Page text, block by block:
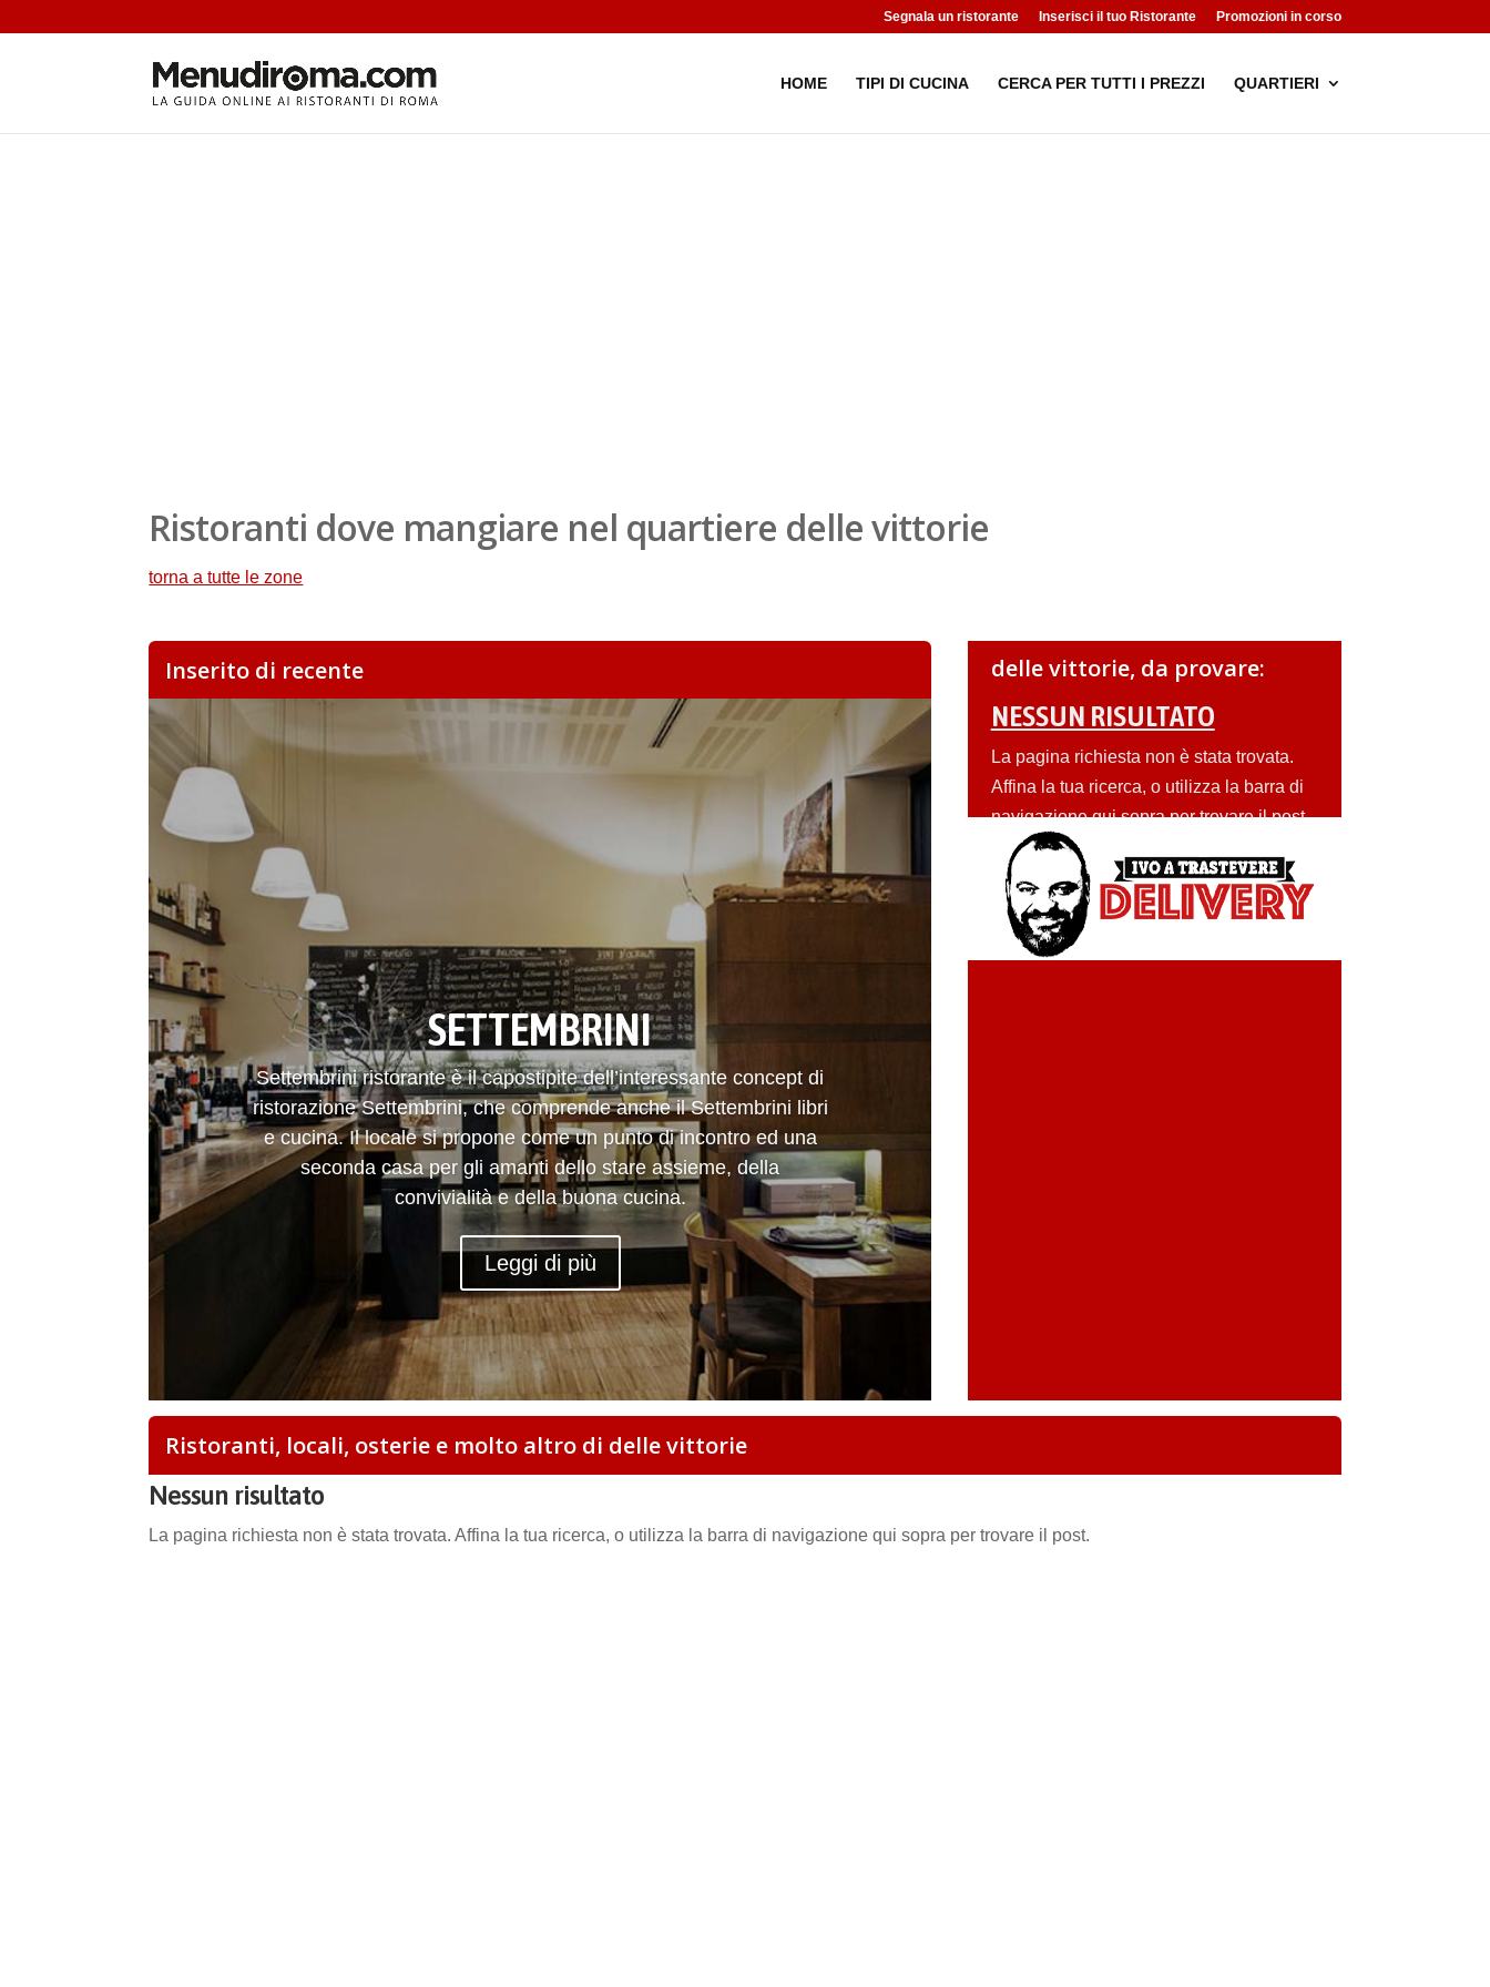
Segnala un ristorante Inserisci il tuo Ristorante Promozioni in corso
HOME TIPI DI CUCINA CERCA PER TUTTI I PREZZI QUARTIERI
Ristoranti dove mangiare nel quartiere delle vittorie
torna a tutte le zone
Inserito di recente
SETTEMBRINI
Settembrini ristorante è il capostipite dell’interessante concept di
ristorazione Settembrini, che comprende anche il Settembrini libri
e cucina. Il locale si propone come un punto di incontro ed una
seconda casa per gli amanti dello stare assieme, della
convivialità e della buona cucina.
Leggi di più
delle vittorie, da provare:
NESSUN RISULTATO
La pagina richiesta non è stata trovata.
Affina la tua ricerca, o utilizza la barra di
navigazione qui sopra per trovare il post.
Ristoranti, locali, osterie e molto altro di delle vittorie
Nessun risultato
La pagina richiesta non è stata trovata. Affina la tua ricerca, o utilizza la barra di navigazione qui sopra per trovare il post.